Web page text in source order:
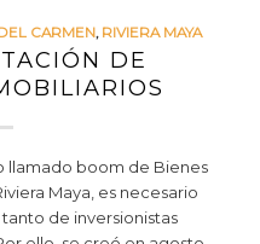
CARMEN, RIVIERA MAYA
DE
boom de Bienes
Maya, es necesario
de inversionistas